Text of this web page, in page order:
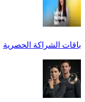
باقات الشراكة الحصرية